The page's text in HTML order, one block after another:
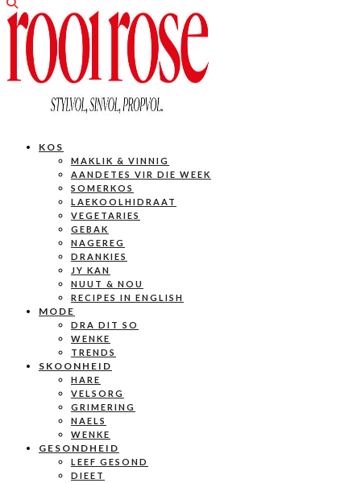
KOS
MAKLIK & VINNIG
AANDETES VIR DIE WEEK
SOMERKOS
LAEKOOLHIDRAAT
VEGETARIES
GEBAK
NAGEREG
DRANKIES
JY KAN
NUUT & NOU
RECIPES IN ENGLISH
MODE
DRA DIT SO
WENKE
TRENDS
SKOONHEID
HARE
VELSORG
GRIMERING
NAELS
WENKE
GESONDHEID
LEEF GESOND
DIEET